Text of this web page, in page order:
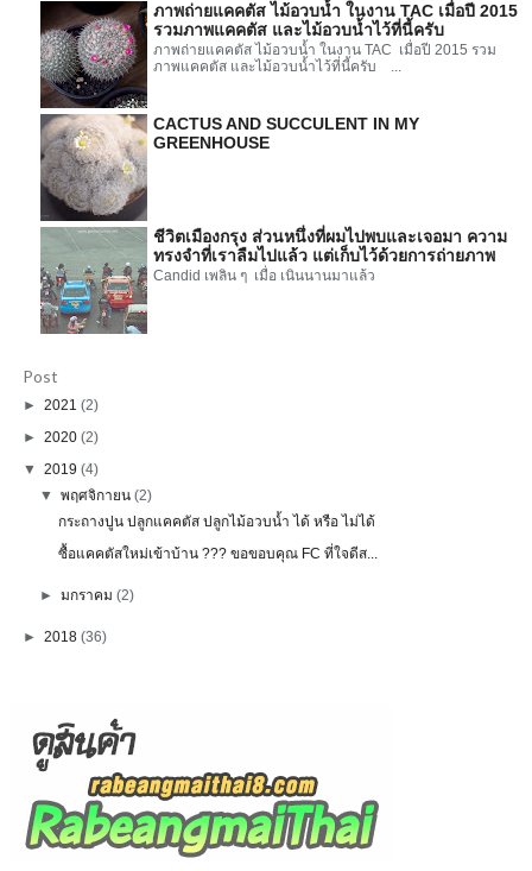
ภาพถ่ายแคคตัส ไม้อวบน้ำ ในงาน TAC เมื่อปี 2015
รวมภาพแคคตัส และไม้อวบน้ำไว้ที่นี้ครับ
ภาพถ่ายแคคตัส ไม้อวบน้ำ ในงาน TAC เมื่อปี 2015 รวม
ภาพแคคตัส และไม้อวบน้ำไว้ที่นี้ครับ ...
CACTUS AND SUCCULENT IN MY
GREENHOUSE
ชีวิตเมืองกรุง ส่วนหนึ่งที่ผมไปพบและเจอมา ความ
ทรงจำที่เราลืมไปแล้ว แต่เก็บไว้ด้วยการถ่ายภาพ
Candid เพลิน ๆ เมื่อ เนินนานมาแล้ว
Post
► 2021 (2)
► 2020 (2)
▼ 2019 (4)
▼พฤศจิกายน(2)
กระถางปูน ปลูกแคคตัส ปลูกไม้อวบน้ำ ได้ หรือ ไม่ได้
ซื้อแคคตัสใหม่เข้าบ้าน ??? ขอขอบคุณ FC ที่ใจดีส...
►มกราคม(2)
► 2018 (36)